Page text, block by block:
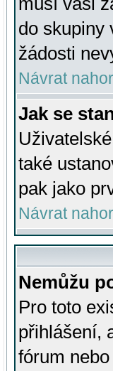
do skupiny
žádosti
Návrat
Jak se
také
pak jako
Návrat
Nemůžu
Pro toto
přihlášení,
fórum